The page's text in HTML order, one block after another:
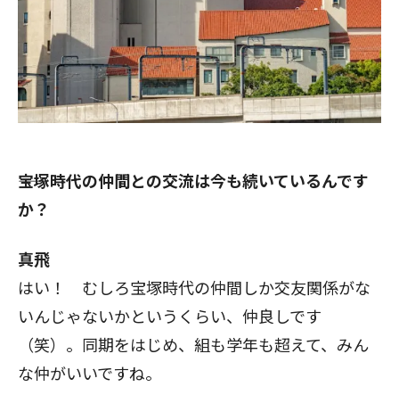
――宝塚時代の仲間との交流は今も続いているんです
か？
真飛
はい！ むしろ宝塚時代の仲間しか交友関係がな
いんじゃないかというくらい、仲良しです
（笑）。同期をはじめ、組も学年も超えて、みん
な仲がいいですね。